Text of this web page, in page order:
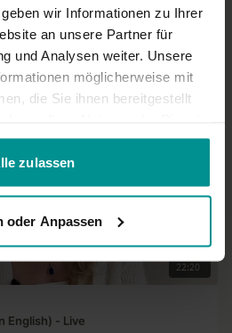
wir Informationen zu Ihrer
an unsere Partner für
und Analysen weiter. Unsere
möglicherweise mit
die Sie ihnen bereitgestellt
zulassen
oder Anpassen
(live in english)
22:20
English) - Live